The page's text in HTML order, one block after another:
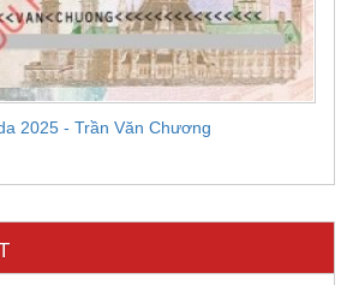
2025 - Trần Văn Chương